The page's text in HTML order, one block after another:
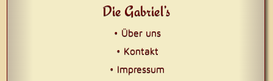
Die Gabriel’s
• Über uns
• Kontakt
• Impressum